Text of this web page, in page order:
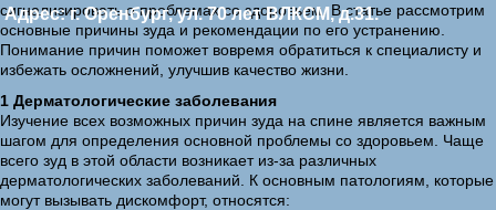
Адрес: г. Оренбург, ул. 70 лет ВЛКСМ, д.31.
сигнализировать о проблемах со здоровьем. В статье рассмотрим
основные причины зуда и рекомендации по его устранению.
Понимание причин поможет вовремя обратиться к специалисту и
избежать осложнений, улучшив качество жизни.
1 Дерматологические заболевания
Изучение всех возможных причин зуда на спине является важным
шагом для определения основной проблемы со здоровьем. Чаще
всего зуд в этой области возникает из-за различных
дерматологических заболеваний. К основным патологиям, которые
могут вызывать дискомфорт, относятся: